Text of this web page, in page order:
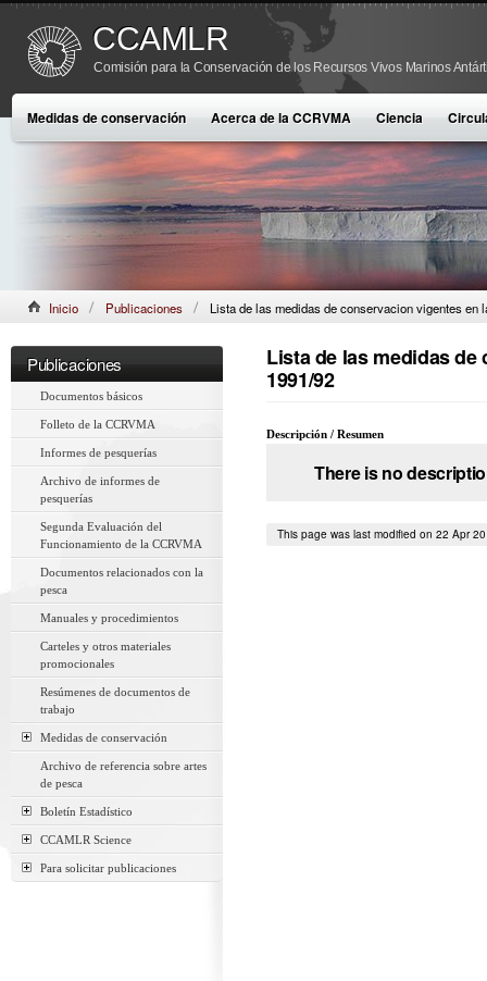
CCAMLR
Comisión para la Conservación de los Recursos Vivos Marinos
Medidas de conservación Acerca de la CCRVMA Ciencia
Inicio Publicaciones Lista de las medidas de conservacion vigentes en
Publicaciones
Documentos básicos
Folleto de la CCRVMA
Informes de pesquerías
Archivo de informes de
pesquerías
Segunda Evaluación del
Funcionamiento de la CCRVMA
Documentos relacionados con la
pesca
Manuales y procedimientos
Carteles y otros materiales
promocionales
Resúmenes de documentos de
trabajo
Medidas de conservación
Archivo de referencia sobre artes
de pesca
Boletín Estadístico
CCAMLR Science
Para solicitar publicaciones
Lista de las medidas
1991/92
Descripción / Resumen
There is no
This page was last modified on 22 Apr